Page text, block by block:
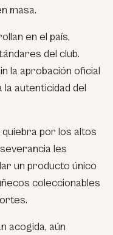
masa.
en el país,
del club.
la aprobación oficial
autenticidad del
por los altos
les
un producto único
coleccionables
acogida, aún